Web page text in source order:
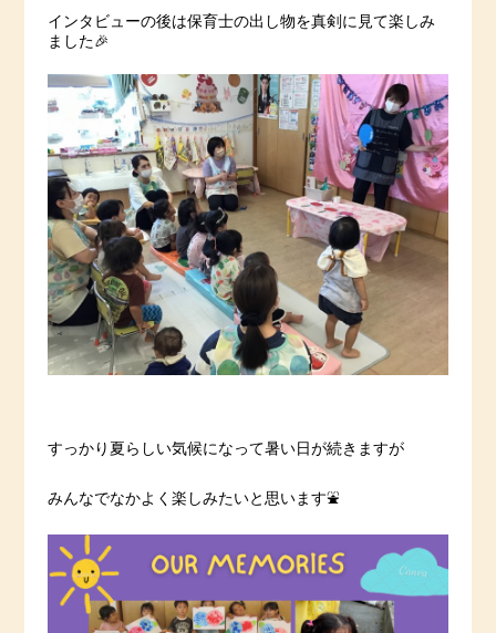
インタビューの後は保育士の出し物を真剣に見て楽しみ
ました🎉
すっかり夏らしい気候になって暑い日が続きますが
みんなでなかよく楽しみたいと思います⛲️